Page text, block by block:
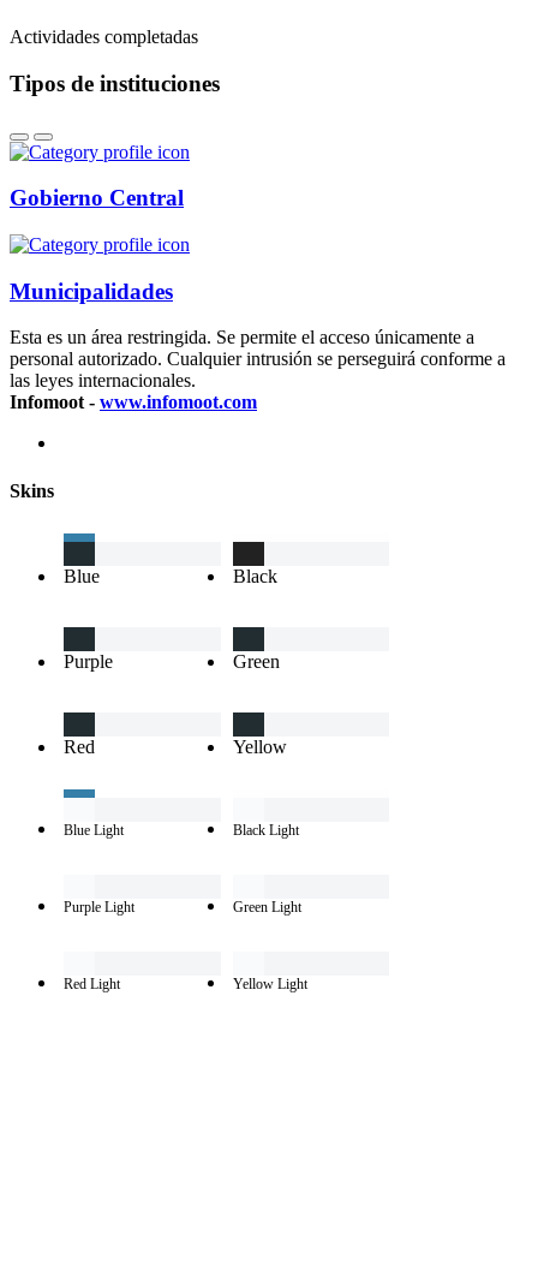
Actividades completadas
Tipos de instituciones
Gobierno Central
Municipalidades
Esta es un área restringida. Se permite el acceso únicamente a
personal autorizado. Cualquier intrusión se perseguirá conforme a
las leyes internacionales.
Infomoot - www.infomoot.com
Skins
Blue Black
Purple Green
Red Yellow
Blue Light Black Light
Purple Light Green Light
Red Light Yellow Light